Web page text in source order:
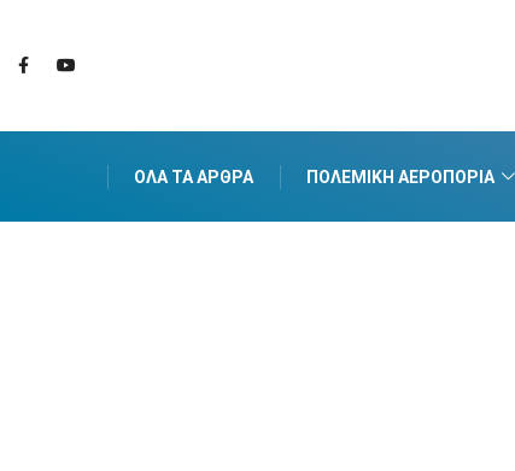
ΌΛΑ ΤΑ ΆΡΘΡΑ ΠΟΛΕΜΙΚΉ ΑΕΡΟΠΟΡΊΑ